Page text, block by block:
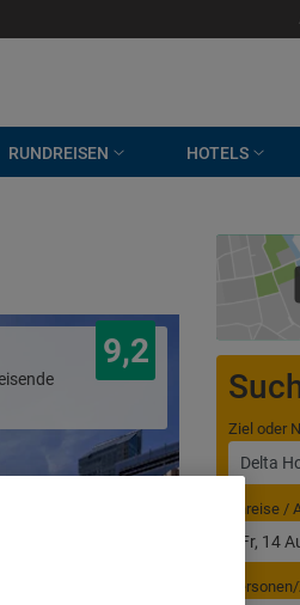
RUNDREISEN HOTELS
9,2
Ziel oder
Anreise /